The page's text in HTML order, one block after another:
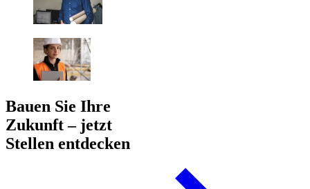
Bauen Sie Ihre
Zukunft – jetzt
Stellen entdecken